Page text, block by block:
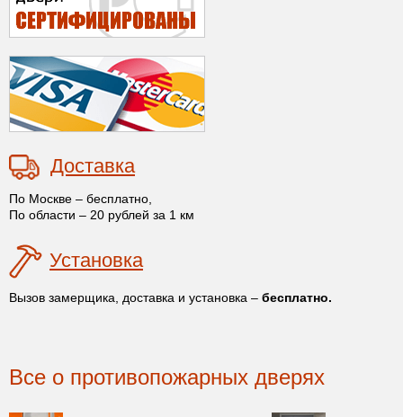
Доставка
По Москве – бесплатно,
По области – 20 рублей за 1 км
Установка
Вызов замерщика, доставка и установка – бесплатно.
Все о противопожарных дверях